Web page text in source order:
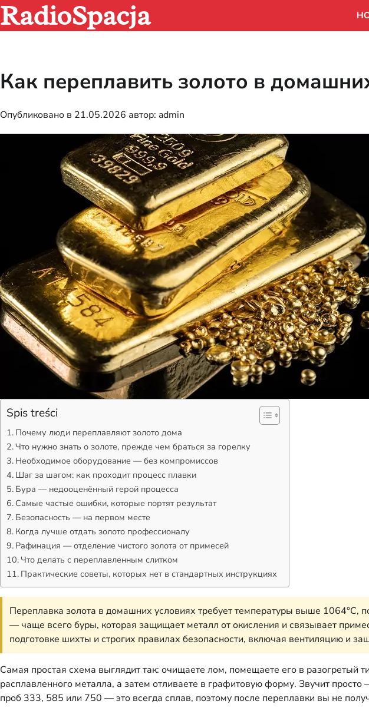
Перейти
к
содержимому
RadioSpacja
Как переплавить золото в
Опубликовано в 21.05.2026 автор: admin
Spis treści
Почему люди переплавляют золото дома
Что нужно знать о золоте, прежде чем браться за горелку
Необходимое оборудование — без компромиссов
Шаг за шагом: как проходит процесс плавки
Бура — недооценённый герой процесса
Самые частые ошибки, которые портят результат
Безопасность — на первом месте
Когда лучше отдать золото профессионалу
Рафинация — отделение чистого золота от примесей
Что делать с переплавленным слитком
Практические советы, которых нет в стандартных инструкциях
Переплавка золота в домашних условиях требует температуры выше 1064°C,
— чаще всего буры, которая защищает металл от окисления и связывает
подготовке шихты и строгих правилах безопасности, включая вентиляцию и
Самая простая схема выглядит так: очищаете лом, помещаете его в разогретый
расплавленного металла, а затем отливаете в графитовую форму. Звучит
проб 333, 585 или 750 — это всегда сплав, поэтому после переплавки вы не